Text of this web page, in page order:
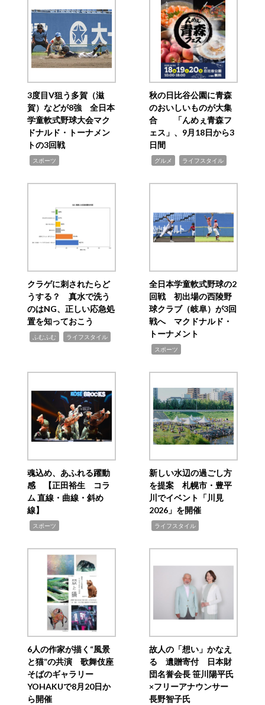
3度目V狙う多賀（滋
賀）などが8強 全日本
学童軟式野球大会マク
ドナルド・トーナメン
トの3回戦
スポーツ
秋の日比谷公園に青森
のおいしいものが大集
合 「んめぇ青森フ
ェス」、9月18日から3
日間
グルメ ライフスタイル
クラゲに刺されたらど
うする？ 真水で洗う
のはNG、正しい応急処
置を知っておこう
ふむふむ ライフスタイル
全日本学童軟式野球の2
回戦 初出場の西陵野
球クラブ（岐阜）が3回
戦へ マクドナルド・
トーナメント
スポーツ
魂込め、あふれる躍動
感 【正田裕生 コラ
ム 直線・曲線・斜め
線】
スポーツ
新しい水辺の過ごし方
を提案 札幌市・豊平
川でイベント「川見
2026」を開催
ライフスタイル
6人の作家が描く“風景
と猫”の共演 歌舞伎座
そばのギャラリー
YOHAKUで8月20日か
ら開催
故人の「想い」かなえ
る 遺贈寄付 日本財
団名誉会長 笹川陽平氏
×フリーアナウンサー
長野智子氏